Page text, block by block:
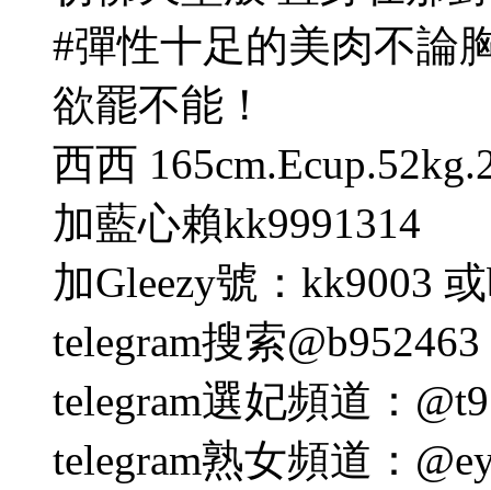
#彈性十足的美肉不論
欲罷不能！
西西
加藍心賴kk9991314
加Gleezy號：kk9003
telegram搜索
telegram選妃頻道：
telegram熟女頻道：